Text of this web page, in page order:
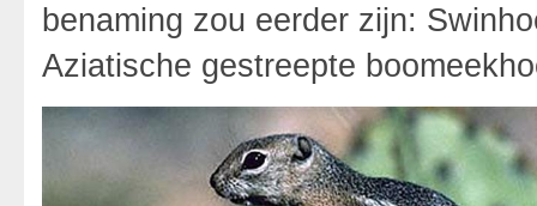
benaming zou eerder zijn:
Aziatische gestreepte